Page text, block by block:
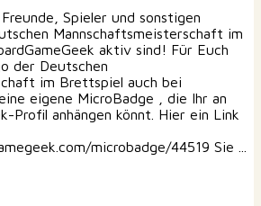
Spieler und sonstigen
Mannschaftsmeisterschaft im
aktiv sind! Für Euch
der Deutschen
im Brettspiel auch bei
eigene MicroBadge , die Ihr an
Profil anhängen könnt. Hier ein Link
microbadge/44519 Sie ...